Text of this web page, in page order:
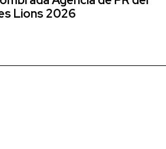
Lions 2026